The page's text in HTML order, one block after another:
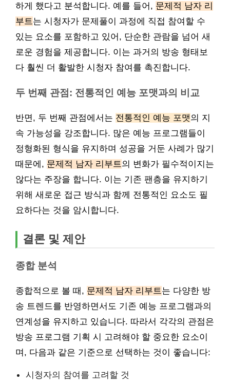
하게 했다고 분석합니다. 예를 들어, 문제적 남자 리
부트는 시청자가 문제풀이 과정에 직접 참여할 수
있는 요소를 포함하고 있어, 단순한 관람을 넘어 새
로운 경험을 제공합니다. 이는 과거의 방송 형태보
다 훨씬 더 활발한 시청자 참여를 촉진합니다.
두 번째 관점: 전통적인 예능 포맷과의 비교
반면, 두 번째 관점에서는 전통적인 예능 포맷의 지
속 가능성을 강조합니다. 많은 예능 프로그램들이
정형화된 형식을 유지하며 성공을 거둔 사례가 많기
때문에, 문제적 남자 리부트의 변화가 필수적이지는
않다는 주장을 합니다. 이는 기존 팬층을 유지하기
위해 새로운 접근 방식과 함께 전통적인 요소도 필
요하다는 것을 암시합니다.
결론 및 제안
종합 분석
종합적으로 볼 때, 문제적 남자 리부트는 다양한 방
송 트렌드를 반영하면서도 기존 예능 프로그램과의
연계성을 유지하고 있습니다. 따라서 각각의 관점은
방송 프로그램 기획 시 고려해야 할 중요한 요소이
며, 다음과 같은 기준으로 선택하는 것이 좋습니다:
시청자의 참여를 고려할 것